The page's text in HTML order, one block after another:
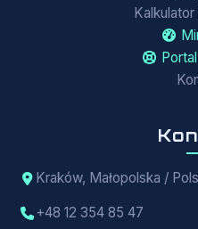
Kraków, Małopolska /
+48 12 354 85 47